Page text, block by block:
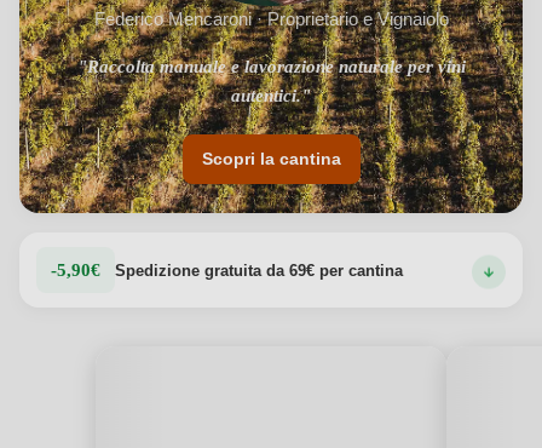
Federico Mencaroni · Proprietario e Vignaiolo
"Raccolta manuale e lavorazione naturale per vini
autentici."
Scopri la cantina
-5,90€ Spedizione gratuita da 69€ per cantina